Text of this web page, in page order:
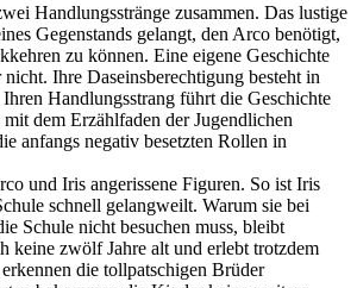
Handlungsstränge zusammen. Das lustige
Gegenstands gelangt, den Arco benötigt,
zu können. Eine eigene Geschichte
Ihre Daseinsberechtigung besteht in
Handlungsstrang führt die Geschichte
dem Erzählfaden der Jugendlichen
anfangs negativ besetzten Rollen in
und Iris angerissene Figuren. So ist Iris
schnell gelangweilt. Warum sie bei
Schule nicht besuchen muss, bleibt
keine zwölf Jahre alt und erlebt trotzdem
die tollpatschigen Brüder